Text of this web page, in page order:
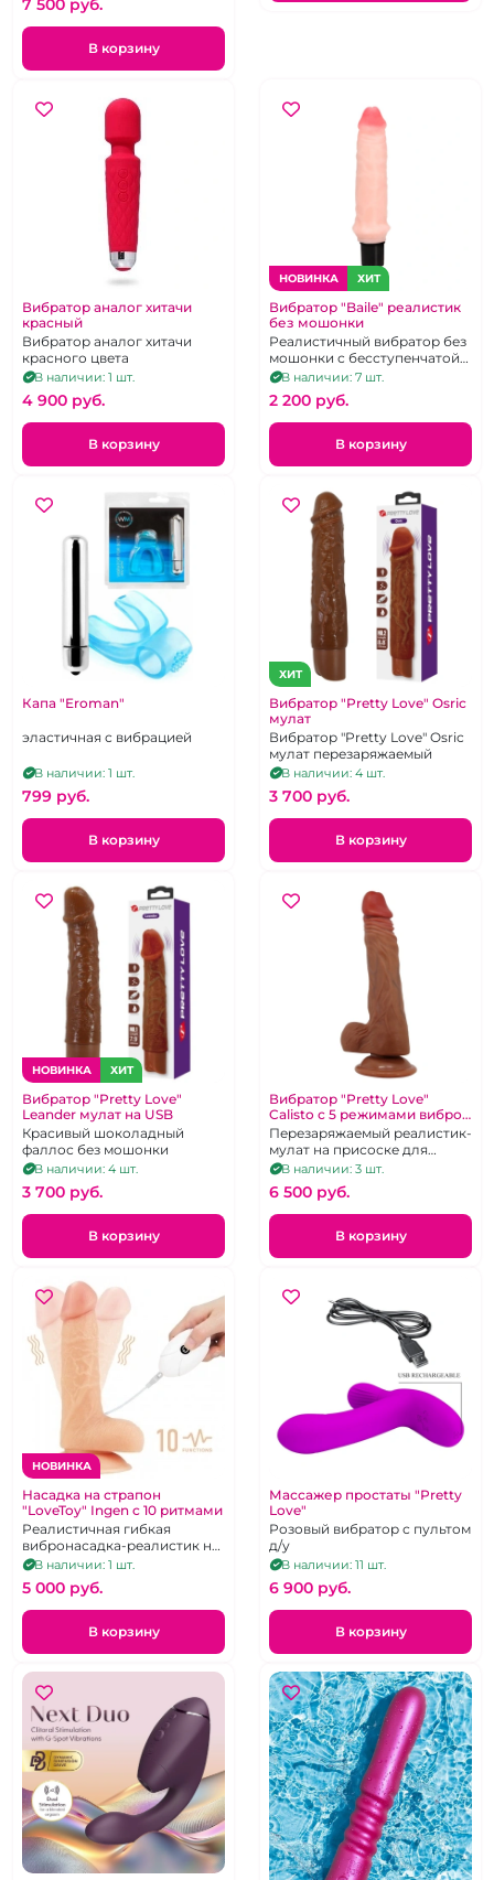
7 500 pуб.
В корзину
Вибратор аналог хитачи
красный
Вибратор аналог хитачи
красного цвета
В наличии: 1 шт.
4 900 pуб.
В корзину
НОВИНКА ХИТ
Вибратор "Baile" реалистик
без мошонки
Реалистичный вибратор без
мошонки с бесступенчатой
регулировкой
интенсивности вибрации
В наличии: 7 шт.
2 200 pуб.
В корзину
Капа "Eroman"
эластичная с вибрацией
В наличии: 1 шт.
799 pуб.
В корзину
ХИТ
Вибратор "Pretty Love" Osric
мулат
Вибратор "Pretty Love" Osric
мулат перезаряжаемый
В наличии: 4 шт.
3 700 pуб.
В корзину
НОВИНКА ХИТ
Вибратор "Pretty Love"
Leander мулат на USB
Красивый шоколадный
фаллос без мошонки
В наличии: 4 шт.
3 700 pуб.
В корзину
Вибратор "Pretty Love"
Calisto с 5 режимами вибро,
вращения и фрикций на USB
Перезаряжаемый реалистик-
мулат на присоске для
глубокой 3D-стимуляции из
супер мягкого TPR
В наличии: 3 шт.
6 500 pуб.
В корзину
НОВИНКА
Насадка на страпон
"LoveToy" Ingen с 10 ритмами
Реалистичная гибкая
вибронасадка-реалистик на
присоске из нежного TPE с
проводным пультом
В наличии: 1 шт.
5 000 pуб.
В корзину
Массажер простаты "Pretty
Love"
Розовый вибратор с пультом
д/у
В наличии: 11 шт.
6 900 pуб.
В корзину